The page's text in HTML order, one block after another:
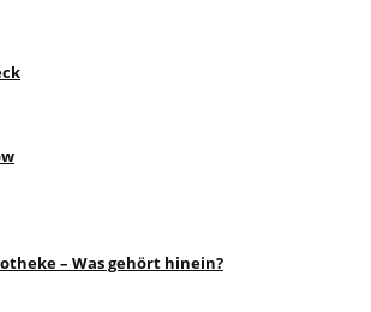
– Was gehört hinein?